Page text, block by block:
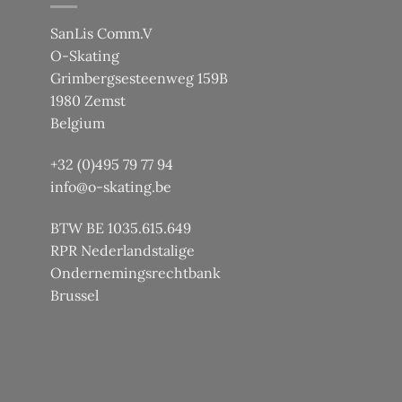
SanLis Comm.V
O-Skating
Grimbergsesteenweg 159B
1980 Zemst
Belgium
+32 (0)495 79 77 94
info@o-skating.be
BTW BE 1035.615.649
RPR Nederlandstalige
Ondernemingsrechtbank
Brussel